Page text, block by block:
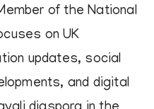
of the National
on UK
updates, social
and digital